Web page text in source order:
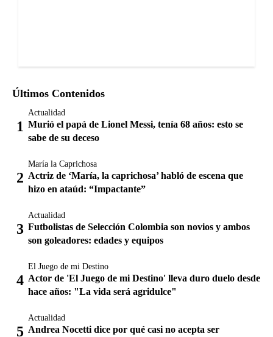
Últimos Contenidos
Actualidad
Murió el papá de Lionel Messi, tenía 68 años: esto se
sabe de su deceso
María la Caprichosa
Actriz de ‘María, la caprichosa’ habló de escena que
hizo en ataúd: “Impactante”
Actualidad
Futbolistas de Selección Colombia son novios y ambos
son goleadores: edades y equipos
El Juego de mi Destino
Actor de 'El Juego de mi Destino' lleva duro duelo desde
hace años: "La vida será agridulce"
Actualidad
Andrea Nocetti dice por qué casi no acepta ser